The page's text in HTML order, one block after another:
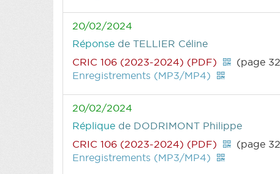
20/02/2024
Réponse de TELLIER Céline
CRIC 106 (2023-2024) (PDF)
(page
Enregistrements (MP3/MP4)
20/02/2024
Réplique de DODRIMONT Philippe
CRIC 106 (2023-2024) (PDF)
(page
Enregistrements (MP3/MP4)